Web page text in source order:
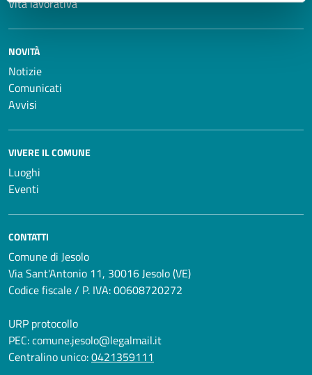
Vita lavorativa
NOVITÀ
Notizie
Comunicati
Avvisi
VIVERE IL COMUNE
Luoghi
Eventi
CONTATTI
Comune di Jesolo
Via Sant'Antonio 11, 30016 Jesolo (VE)
Codice fiscale / P. IVA: 00608720272
URP protocollo
PEC:comune.jesolo@legalmail.it
Centralino unico:0421359111